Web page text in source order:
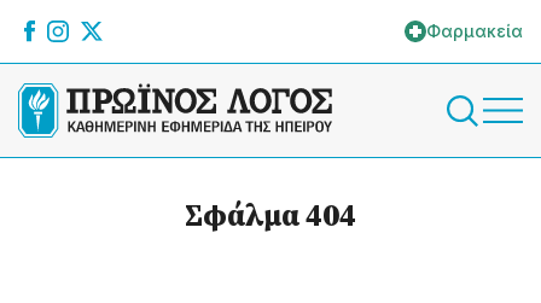
Φαρμακεία
Σφάλμα 404